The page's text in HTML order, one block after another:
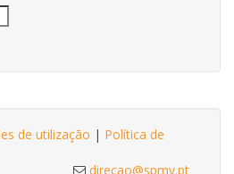
de utilização | Política de
direcao@spmv.pt